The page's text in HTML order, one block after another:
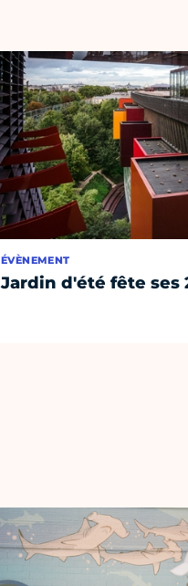
ÉVÈNEMENT
Jardin d'été fête ses